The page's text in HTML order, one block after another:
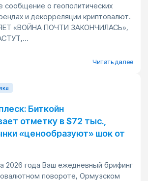
сообщение о геополитических
и декорреляции криптовалют.
«ВОЙНА ПОЧТИ ЗАКОНЧИЛАСЬ»,
Читать далее
Биткойн
отметку в $72 тыс.,
«ценообразуют» шок от
2026 года Ваш ежедневный брифинг
повороте, Ормузском